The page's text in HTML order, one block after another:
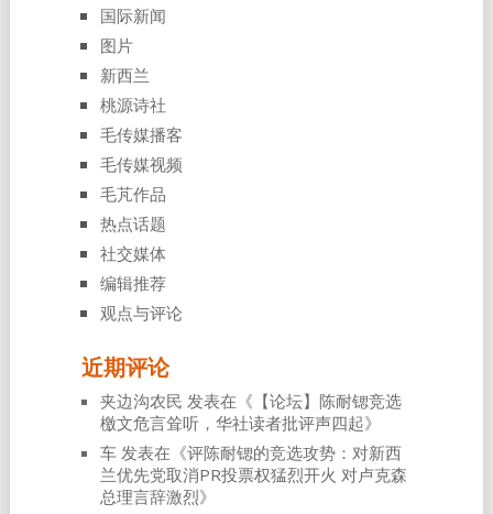
国际新闻
图片
新西兰
桃源诗社
毛传媒播客
毛传媒视频
毛芃作品
热点话题
社交媒体
编辑推荐
观点与评论
近期评论
夹边沟农民 发表在《 【论坛】陈耐锶竞选
檄文危言耸听，华社读者批评声四起》
车发表在《评陈耐锶的竞选攻势：对新西
兰优先党取消PR投票权猛烈开火 对卢克森
总理言辞激烈》